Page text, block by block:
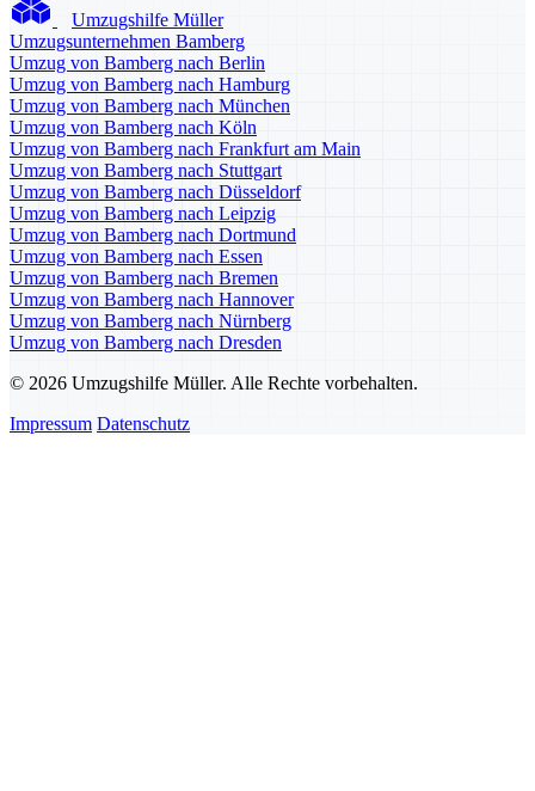
Umzugshilfe Müller
Umzugsunternehmen Bamberg
Umzug von Bamberg nach Berlin
Umzug von Bamberg nach Hamburg
Umzug von Bamberg nach München
Umzug von Bamberg nach Köln
Umzug von Bamberg nach Frankfurt am Main
Umzug von Bamberg nach Stuttgart
Umzug von Bamberg nach Düsseldorf
Umzug von Bamberg nach Leipzig
Umzug von Bamberg nach Dortmund
Umzug von Bamberg nach Essen
Umzug von Bamberg nach Bremen
Umzug von Bamberg nach Hannover
Umzug von Bamberg nach Nürnberg
Umzug von Bamberg nach Dresden
© 2026 Umzugshilfe Müller. Alle Rechte vorbehalten.
Impressum Datenschutz